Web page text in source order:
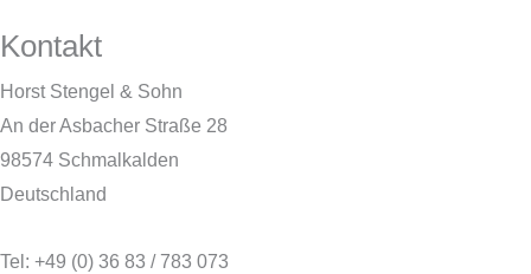
Kontakt
Horst Stengel & Sohn
An der Asbacher Straße 28
98574 Schmalkalden
Deutschland
Tel: +49 (0) 36 83 / 783 073